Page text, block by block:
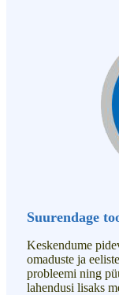
Suurendage
Keskendume
omaduste ja
probleemi ning
lahendusi lisaks